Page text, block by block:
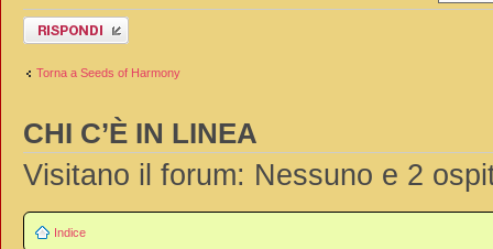
Rispondi al
messaggio
Torna a Seeds of Harmony
CHI C’È IN LINEA
Visitano il forum: Nessuno e 2
Indice